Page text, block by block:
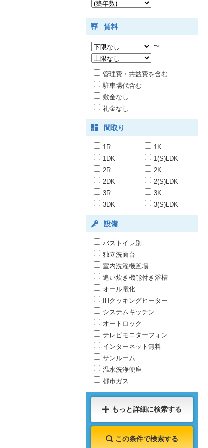
賃料
〜
管理費・共益費を含む
駐車場代含む
敷金なし
礼金なし
間取り
1R
1K
1DK
1(S)LDK
2R
2K
2DK
2(S)LDK
3R
3K
3DK
3(S)LDK
設備
バストイレ別
独立洗面台
室内洗濯機置場
追い炊き機能付き浴槽
オール電化
IHクッキングヒーター
システムキッチン
オートロック
テレビモニターフォン
インターネット無料
サンルーム
温水洗浄便座
都市ガス
もっと詳細に検索する
この条件で検索する